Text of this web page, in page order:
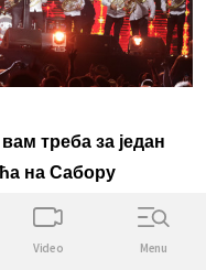
треба за један
на Сабору
Video Menu